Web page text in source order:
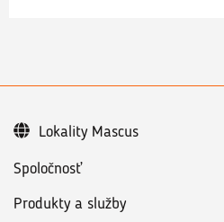
Spoločnosť
Produkty a služby
Lokality Mascus